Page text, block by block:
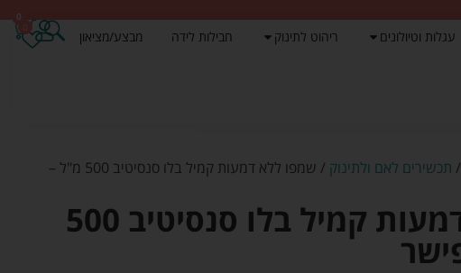
עגלות וטיולונים ריהוט לתינוק חבילות לידה מבצע/מציאון
0
/ תכשירים לאם ולתינוק / שמפו ללא דמעות קמיל בלו סנסיטיב 500 מ"ל –
שמפו ללא דמעות קמיל בלו סנסיטיב 500